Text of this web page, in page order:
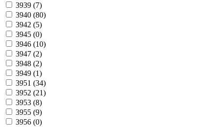
3939 (7)
3940 (80)
3942 (5)
3945 (0)
3946 (10)
3947 (2)
3948 (2)
3949 (1)
3951 (34)
3952 (21)
3953 (8)
3955 (9)
3956 (0)